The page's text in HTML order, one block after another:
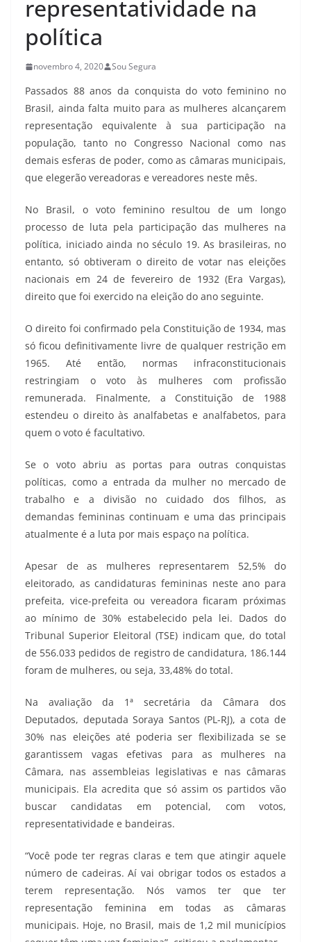
representatividade na
política
novembro 4, 2020 Sou Segura
Passados 88 anos da conquista do voto feminino no
Brasil, ainda falta muito para as mulheres alcançarem
representação equivalente à sua participação na
população, tanto no Congresso Nacional como nas
demais esferas de poder, como as câmaras municipais,
que elegerão vereadoras e vereadores neste mês.
No Brasil, o voto feminino resultou de um longo
processo de luta pela participação das mulheres na
política, iniciado ainda no século 19. As brasileiras, no
entanto, só obtiveram o direito de votar nas eleições
nacionais em 24 de fevereiro de 1932 (Era Vargas),
direito que foi exercido na eleição do ano seguinte.
O direito foi confirmado pela Constituição de 1934, mas
só ficou definitivamente livre de qualquer restrição em
1965. Até então, normas infraconstitucionais
restringiam o voto às mulheres com profissão
remunerada. Finalmente, a Constituição de 1988
estendeu o direito às analfabetas e analfabetos, para
quem o voto é facultativo.
Se o voto abriu as portas para outras conquistas
políticas, como a entrada da mulher no mercado de
trabalho e a divisão no cuidado dos filhos, as
demandas femininas continuam e uma das principais
atualmente é a luta por mais espaço na política.
Apesar de as mulheres representarem 52,5% do
eleitorado, as candidaturas femininas neste ano para
prefeita, vice-prefeita ou vereadora ficaram próximas
ao mínimo de 30% estabelecido pela lei. Dados do
Tribunal Superior Eleitoral (TSE) indicam que, do total
de 556.033 pedidos de registro de candidatura, 186.144
foram de mulheres, ou seja, 33,48% do total.
Na avaliação da 1ª secretária da Câmara dos
Deputados, deputada Soraya Santos (PL-RJ), a cota de
30% nas eleições até poderia ser flexibilizada se se
garantissem vagas efetivas para as mulheres na
Câmara, nas assembleias legislativas e nas câmaras
municipais. Ela acredita que só assim os partidos vão
buscar candidatas em potencial, com votos,
representatividade e bandeiras.
“Você pode ter regras claras e tem que atingir aquele
número de cadeiras. Aí vai obrigar todos os estados a
terem representação. Nós vamos ter que ter
representação feminina em todas as câmaras
municipais. Hoje, no Brasil, mais de 1,2 mil municípios